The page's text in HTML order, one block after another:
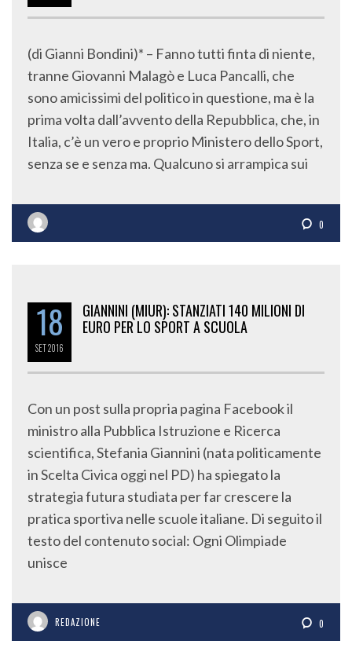
(di Gianni Bondini)* – Fanno tutti finta di niente,
tranne Giovanni Malagò e Luca Pancalli, che
sono amicissimi del politico in questione, ma è la
prima volta dall’avvento della Repubblica, che, in
Italia, c’è un vero e proprio Ministero dello Sport,
senza se e senza ma. Qualcuno si arrampica sui
0
18
SET2016
GIANNINI (MIUR): STANZIATI 140 MILIONI DI
EURO PER LO SPORT A SCUOLA
Con un post sulla propria pagina Facebook il
ministro alla Pubblica Istruzione e Ricerca
scientifica, Stefania Giannini (nata politicamente
in Scelta Civica oggi nel PD) ha spiegato la
strategia futura studiata per far crescere la
pratica sportiva nelle scuole italiane. Di seguito il
testo del contenuto social: Ogni Olimpiade
unisce
REDAZIONE 0